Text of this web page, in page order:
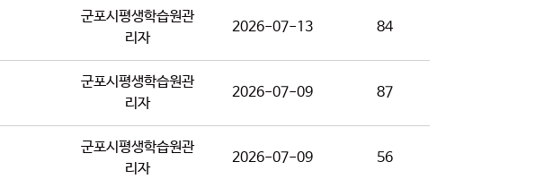
군포시평생학습원관
리자
2026-07-13 84
군포시평생학습원관
리자
2026-07-09 87
군포시평생학습원관
리자
2026-07-09 56